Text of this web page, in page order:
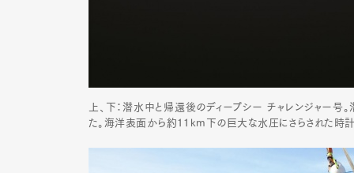
Pen
上、下：潜水中と帰還後のディープシー チャレンジャー号
た。海洋表面から約11km下の巨大な水圧にさらされた時計